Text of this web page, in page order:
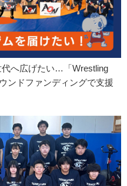
へ広げたい…「Wrestling
ンドファンディングで支援